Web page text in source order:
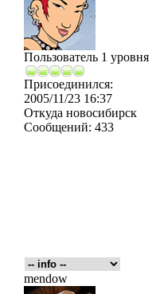
Пользователь 1 уровня
Присоединился:
2005/11/23 16:37
Откуда новосибирск
Сообщений: 433
mendow